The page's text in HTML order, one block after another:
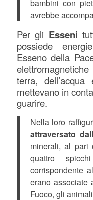
bambini con
avrebbe
Per gli Esseni
possiede
Esseno della
terra,
mettevano in
guarire.
Nella loro
attraversato
minerali, al pari
quattro
corrispondente
erano associate
Fuoco, gli